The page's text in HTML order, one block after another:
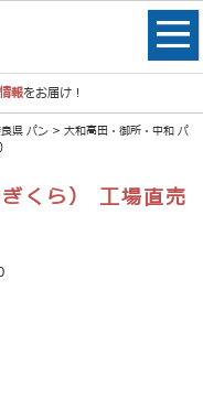
報をお届け！
県 パン > 大和高田・御所・中和 パ
くら） 工場直売